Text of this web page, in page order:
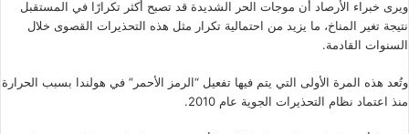
ويرى خبراء الأرصاد أن موجات الحر الشديدة قد تصبح أكثر تكرارًا في المستقبل
نتيجة تغير المناخ، ما يزيد من احتمالية تكرار مثل هذه التحذيرات القصوى خلال
السنوات القادمة.
وتُعد هذه المرة الأولى التي يتم فيها تفعيل “الرمز الأحمر” في هولندا بسبب الحرارة
منذ اعتماد نظام التحذيرات الجوية عام 2010.